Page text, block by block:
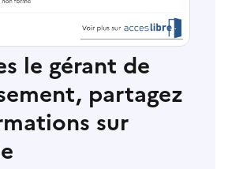
le gérant de
partagez
sur